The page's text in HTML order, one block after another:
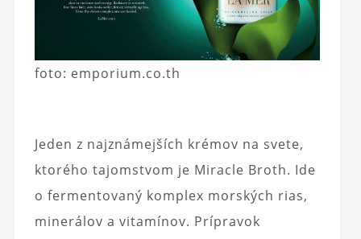
foto: emporium.co.th
Jeden z najznámejších krémov na svete,
ktorého tajomstvom je Miracle Broth. Ide
o fermentovaný komplex morských rias,
minerálov a vitamínov. Prípravok